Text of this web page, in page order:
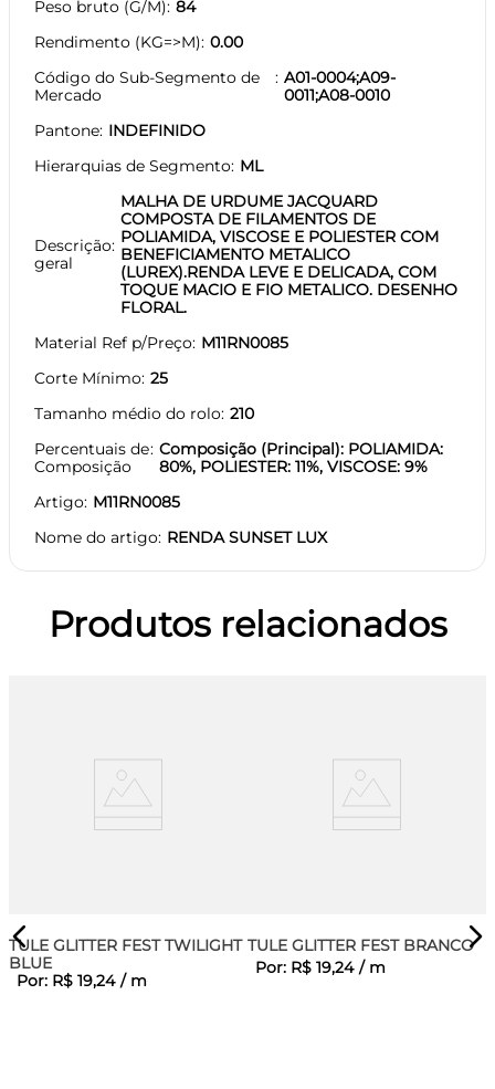
Peso bruto (G/M) 84
Rendimento (KG=>M) 0.00
Código do Sub-Segmento de
Mercado
A01-0004;A09-
0011;A08-0010
Pantone INDEFINIDO
Hierarquias de Segmento ML
Descrição
geral
MALHA DE URDUME JACQUARD
COMPOSTA DE FILAMENTOS DE
POLIAMIDA, VISCOSE E POLIESTER COM
BENEFICIAMENTO METALICO
(LUREX).RENDA LEVE E DELICADA, COM
TOQUE MACIO E FIO METALICO. DESENHO
FLORAL.
Material Ref p/Preço M11RN0085
Corte Mínimo 25
Tamanho médio do rolo 210
Percentuais de
Composição
Composição (Principal): POLIAMIDA:
80%, POLIESTER: 11%, VISCOSE: 9%
Artigo M11RN0085
Nome do artigo RENDA SUNSET LUX
Produtos relacionados
TULE GLITTER FEST TWILIGHT
BLUE
Por: R$ 19,24 / m
TULE GLITTER FEST BRANCO
Por: R$ 19,24 / m